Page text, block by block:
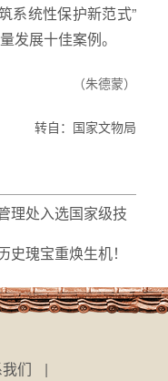
系统性保护新范式”
发展十佳案例。
（朱德蒙）
转自：国家文物局
理处入选国家级技
史瑰宝重焕生机！
们 |